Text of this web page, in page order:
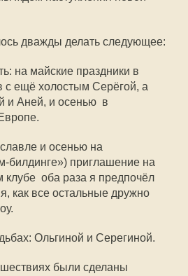
дважды делать следующее:
на майские праздники в
с ещё холостым Серёгой, а
и Аней, и осенью  в
и осенью на
билдинге») приглашение на
клубе  оба раза я предпочёл
как все остальные дружно
Ольгиной и Серегиной.
были сделаны